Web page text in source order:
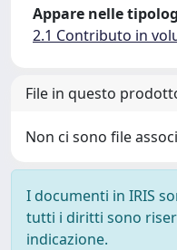
Appare nelle
2.1 Contributo in
File in questo
Non ci sono file
I documenti in IRIS
tutti i diritti sono
indicazione.